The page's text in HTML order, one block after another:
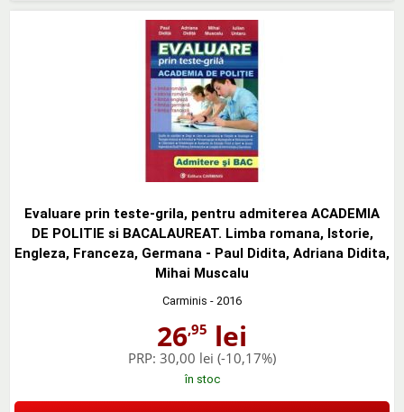
Evaluare prin teste-grila, pentru admiterea ACADEMIA
DE POLITIE si BACALAUREAT. Limba romana, Istorie,
Engleza, Franceza, Germana - Paul Didita, Adriana Didita,
Mihai Muscalu
Carminis - 2016
26,95 lei
PRP: 30,00 lei (-10,17%)
în stoc